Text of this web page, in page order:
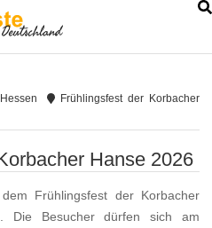
Frühlingsfest der Korbacher
Hanse 2026
Frühlingsfest der Korbacher
Die Besucher dürfen sich am